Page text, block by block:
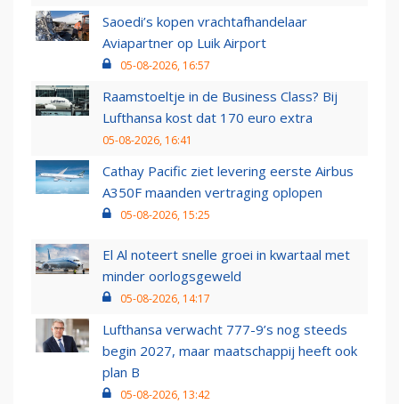
Saoedi’s kopen vrachtafhandelaar
Aviapartner op Luik Airport
05-08-2026, 16:57
Raamstoeltje in de Business Class? Bij
Lufthansa kost dat 170 euro extra
05-08-2026, 16:41
Cathay Pacific ziet levering eerste Airbus
A350F maanden vertraging oplopen
05-08-2026, 15:25
El Al noteert snelle groei in kwartaal met
minder oorlogsgeweld
05-08-2026, 14:17
Lufthansa verwacht 777-9’s nog steeds
begin 2027, maar maatschappij heeft ook
plan B
05-08-2026, 13:42